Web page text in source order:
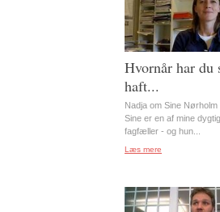
Hvornår har du
haft...
Nadja om Sine
Sine er en af mine
fagfæller - og hun...
Læs mere